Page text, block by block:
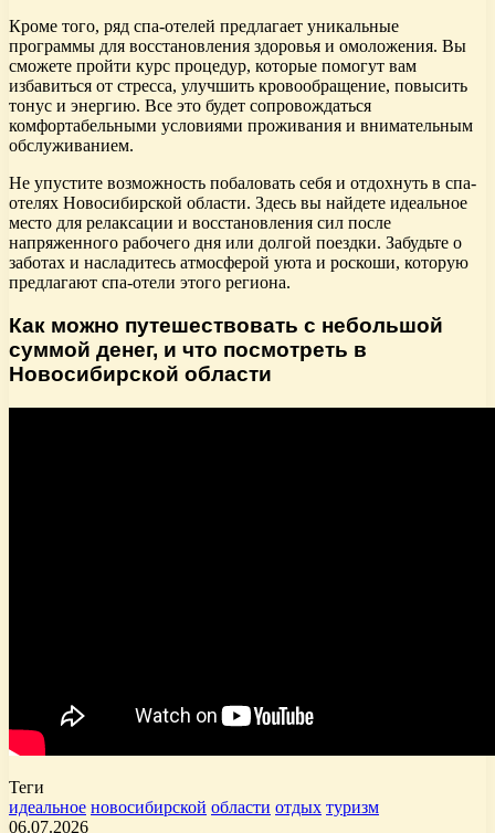
Кроме того, ряд спа-отелей предлагает уникальные
программы для восстановления здоровья и омоложения. Вы
сможете пройти курс процедур, которые помогут вам
избавиться от стресса, улучшить кровообращение, повысить
тонус и энергию. Все это будет сопровождаться
комфортабельными условиями проживания и внимательным
обслуживанием.
Не упустите возможность побаловать себя и отдохнуть в спа-
отелях Новосибирской области. Здесь вы найдете идеальное
место для релаксации и восстановления сил после
напряженного рабочего дня или долгой поездки. Забудьте о
заботах и насладитесь атмосферой уюта и роскоши, которую
предлагают спа-отели этого региона.
Как можно путешествовать с небольшой
суммой денег, и что посмотреть в
Новосибирской области
Теги
идеальное новосибирской области отдых туризм
06.07.2026